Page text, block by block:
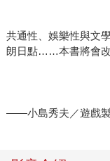
共通性、娛樂性與文
朗日點……本書將會改
――小島秀夫／遊戲